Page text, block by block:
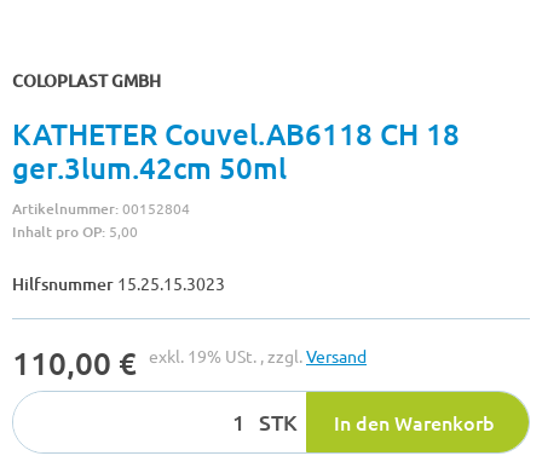
COLOPLAST GMBH
KATHETER Couvel.AB6118 CH 18
ger.3lum.42cm 50ml
Artikelnummer:00152804
Inhalt pro OP: 5,00
Hilfsnummer 15.25.15.3023
110,00 € exkl. 19% USt. , zzgl.Versand
STK In den Warenkorb